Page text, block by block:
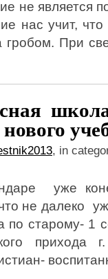
не является
нас учит,
При
, in
уже
что не далеко
старому- 1
прихода